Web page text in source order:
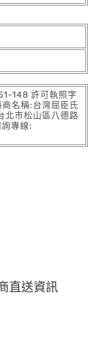
148 許可執照字
名稱:台灣屈臣氏
北市松山區八德路
專線:
直送資訊